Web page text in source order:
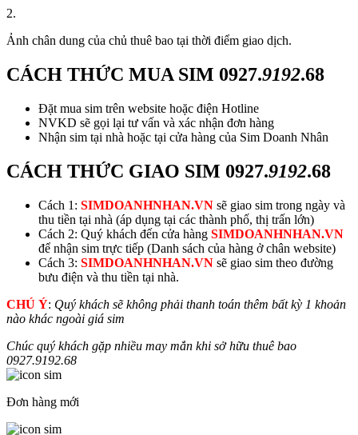
2.
Ảnh chân dung của chủ thuê bao tại thời điểm giao dịch.
CÁCH THỨC MUA SIM 0927.9192.68
Đặt mua sim trên website hoặc điện Hotline
NVKD sẽ gọi lại tư vấn và xác nhận đơn hàng
Nhận sim tại nhà hoặc tại cửa hàng của Sim Doanh Nhân
CÁCH THỨC GIAO SIM 0927.9192.68
Cách 1: SIMDOANHNHAN.VN sẽ giao sim trong ngày và
thu tiền tại nhà (áp dụng tại các thành phố, thị trấn lớn)
Cách 2: Quý khách đến cửa hàng SIMDOANHNHAN.VN
để nhận sim trực tiếp (Danh sách của hàng ở chân website)
Cách 3: SIMDOANHNHAN.VN sẽ giao sim theo đường
bưu điện và thu tiền tại nhà.
CHÚ Ý: Quý khách sẽ không phải thanh toán thêm bất kỳ 1 khoản
nào khác ngoài giá sim
Chúc quý khách gặp nhiều may mắn khi sở hữu thuê bao
0927.9192.68
Đơn hàng mới